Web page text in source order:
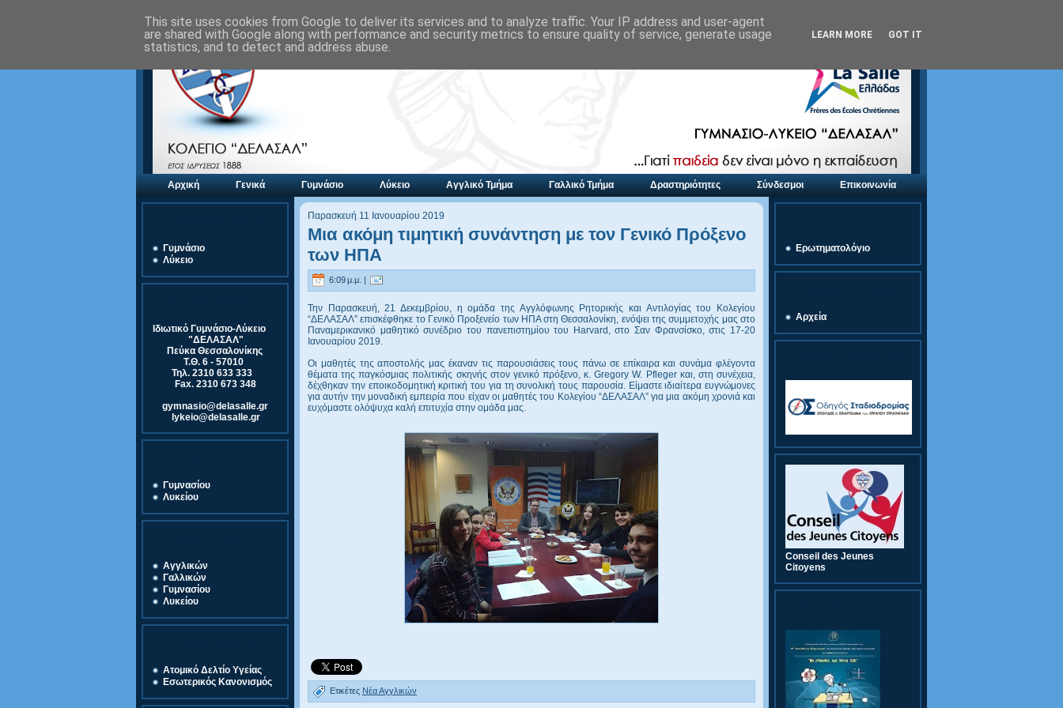
Αρχική Γενικά Γυμνάσιο Λύκειο Αγγλικό Τμήμα Γαλλικό Τμήμα Δραστηριότητες Σύνδεσμοι Επικοινωνία
Γυμνάσιο
Λύκειο
Ιδιωτικό Γυμνάσιο-Λύκειο
"ΔΕΛΑΣΑΛ"
Πεύκα Θεσσαλονίκης
Τ.Θ. 6 - 57010
Τηλ. 2310 633 333
Fax. 2310 673 348
gymnasio@delasalle.gr
lykeio@delasalle.gr
Γυμνασίου
Λυκείου
Αγγλικών
Γαλλικών
Γυμνασίου
Λυκείου
Ατομικό Δελτίο Υγείας
Εσωτερικός Κανονισμός
Παρασκευή 11 Ιανουαρίου 2019
Μια ακόμη τιμητική συνάντηση με τον Γενικό Πρόξενο
των ΗΠΑ
6:09 μ.μ. |
Την Παρασκευή, 21 Δεκεμβρίου, η ομάδα της Αγγλόφωνης Ρητορικής και Αντιλογίας του Κολεγίου
“ΔΕΛΑΣΑΛ” επισκέφθηκε το Γενικό Προξενείο των ΗΠΑ στη Θεσσαλονίκη, ενόψει της συμμετοχής μας στο
Παναμερικανικό μαθητικό συνέδριο του πανεπιστημίου του Harvard, στο Σαν Φρανσίσκο, στις 17-20
Ιανουαρίου 2019.
Οι μαθητές της αποστολής μας έκαναν τις παρουσιάσεις τους πάνω σε επίκαιρα και συνάμα φλέγοντα
θέματα της παγκόσμιας πολιτικής σκηνής στον γενικό πρόξενο, κ. Gregory W. Pfleger και, στη συνέχεια,
δέχθηκαν την εποικοδομητική κριτική του για τη συνολική τους παρουσία. Είμαστε ιδιαίτερα ευγνώμονες
για αυτήν την μοναδική εμπειρία που είχαν οι μαθητές του Κολεγίου “ΔΕΛΑΣΑΛ” για μια ακόμη χρονιά και
ευχόμαστε ολόψυχα καλή επιτυχία στην ομάδα μας.
Ετικέτες Νέα Αγγλικών
Ερωτηματολόγιο
Αρχεία
Conseil des Jeunes
Citoyens
This site uses cookies from Google to deliver its services and to analyze traffic. Your IP address and user-agent
are shared with Google along with performance and security metrics to ensure quality of service, generate usage
statistics, and to detect and address abuse.
LEARN MORE GOT IT